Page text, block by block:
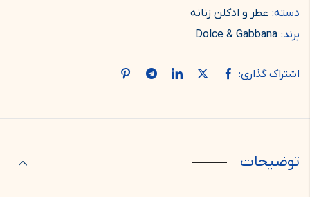
دسته: عطر و ادکلن زنانه
برند: Dolce & Gabbana
اشتراک گذاری:
توضیحات